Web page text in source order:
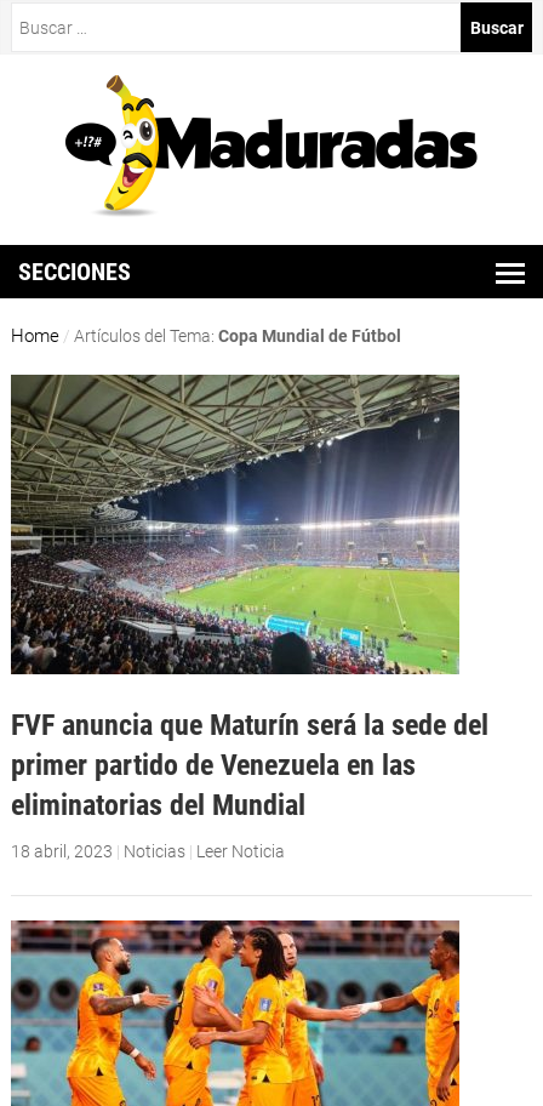
SECCIONES
Home / Artículos del Tema: Copa Mundial de Fútbol
FVF anuncia que Maturín será la sede del
primer partido de Venezuela en las
eliminatorias del Mundial
18 abril, 2023 | Noticias | Leer Noticia